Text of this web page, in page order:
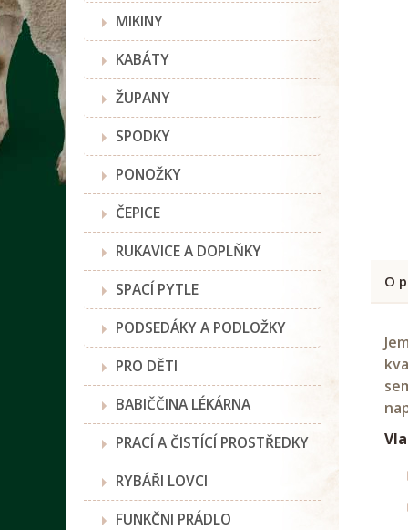
MIKINY
KABÁTY
ŽUPANY
SPODKY
PONOŽKY
ČEPICE
RUKAVICE A DOPLŇKY
SPACÍ PYTLE
PODSEDÁKY A PODLOŽKY
PRO DĚTI
BABIČČINA LÉKÁRNA
PRACÍ A ČISTÍCÍ PROSTŘEDKY
RYBÁŘI LOVCI
FUNKČNI PRÁDLO
O